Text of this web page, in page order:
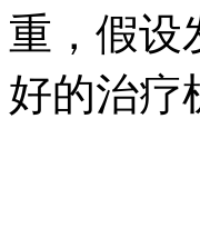
重，假设
好的治疗